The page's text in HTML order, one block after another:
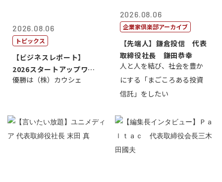
2026.08.06
トピックス
【ビジネスレポート】
2026スタートアップワー
ルドカップ東京
優勝は（株）カウシェ
2026.08.06
企業家倶楽部アーカイブ
【先端人】鎌倉投信 代表
取締役社長 鎌田恭幸
人と人を結び、社会を豊か
にする「まごころある投資
信託」をしたい